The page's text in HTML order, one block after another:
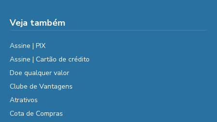
Veja também
Assine | PIX
Assine | Cartão de crédito
Doe qualquer valor
Clube de Vantagens
Atrativos
Cota de Compras